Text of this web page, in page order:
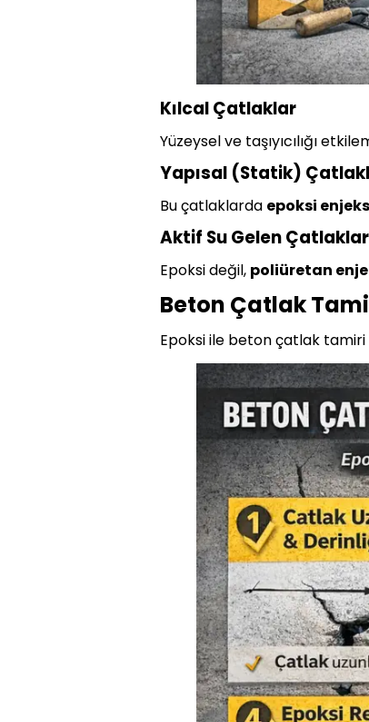
Kılcal Çatlaklar
Yüzeysel ve taşıyıcılığı
Yapısal (Statik)
Bu çatlaklarda epoksi
Aktif Su Gelen Çatlaklar
Epoksi değil, poliüretan
Beton Çatlak
Epoksi ile beton çatlak tamiri